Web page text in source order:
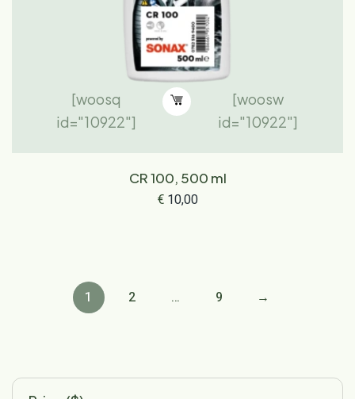
[woosq
id="10922"]
[woosw
id="10922"]
CR 100, 500 ml
€10,00
1 2 … 9 →